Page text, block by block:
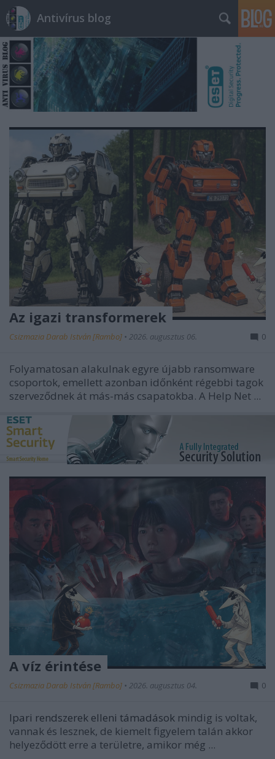
Antivírus blog
Az igazi transformerek
Csizmazia Darab István [Rambo] • 2026. augusztus 06. 0
Folyamatosan alakulnak egyre újabb ransomware
csoportok, emellett azonban időnként régebbi tagok
szerveződnek át más-más csapatokba. A Help Net ...
A víz érintése
Csizmazia Darab István [Rambo] • 2026. augusztus 04. 0
Ipari rendszerek elleni támadások mindig is voltak,
vannak és lesznek, de kiemelt figyelem talán akkor
helyeződött erre a területre, amikor még ...